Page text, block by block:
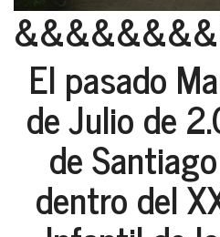
El pasado
de Julio de
de
dentro del